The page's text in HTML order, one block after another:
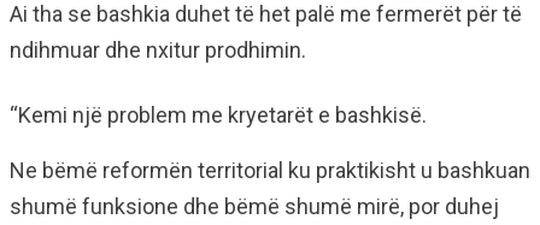
Ai tha se bashkia duhet të het palë me fermerët për të
ndihmuar dhe nxitur prodhimin.
“Kemi një problem me kryetarët e bashkisë.
Ne bëmë reformën territorial ku praktikisht u bashkuan
shumë funksione dhe bëmë shumë mirë, por duhej